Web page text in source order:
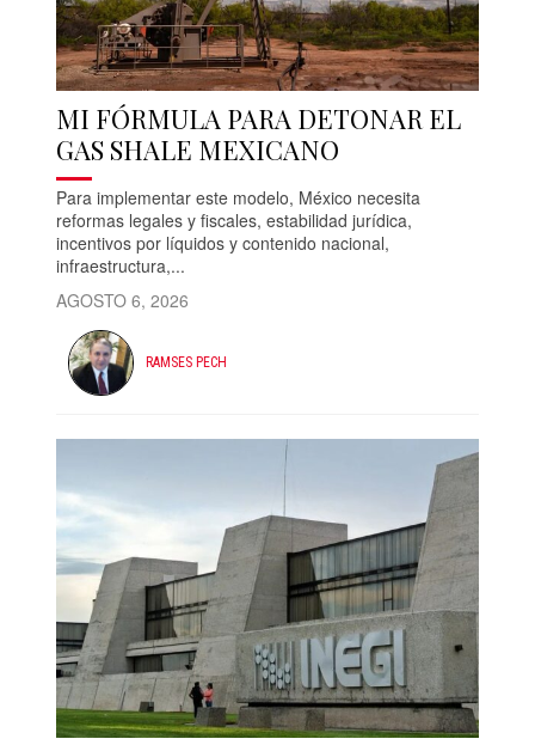
MI FÓRMULA PARA DETONAR EL
GAS SHALE MEXICANO
Para implementar este modelo, México necesita
reformas legales y fiscales, estabilidad jurídica,
incentivos por líquidos y contenido nacional,
infraestructura,...
AGOSTO 6, 2026
RAMSES PECH